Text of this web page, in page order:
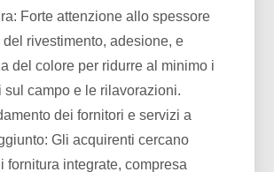
Forte attenzione allo spessore
del rivestimento, adesione, e
del colore per ridurre al minimo i
sul campo e le rilavorazioni.
dei fornitori e servizi a
Gli acquirenti cercano
fornitura integrate, compresa